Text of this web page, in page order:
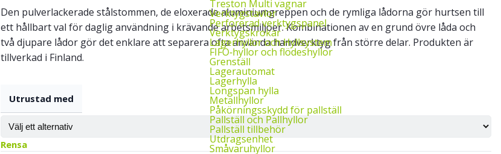
Treston Multi vagnar
Verktygstavlor
Perforerad verktygspanel
Verktygskrokar
Lagerhyllor och Hyllsystem
FIFO‑hyllor och flödeshyllor
Grenställ
Lagerautomat
Lagerhylla
Longspan hylla
Metallhyllor
Påkörningsskydd för pallställ
Pallställ och Pallhyllor
Pallställ tillbehör
Utdragsenhet
Småvaruhyllor
Den pulverlackerade stålstommen, de eloxerade aluminiumgreppen och de rymliga lådorna gör hurtsen till
ett hållbart val för daglig användning i krävande arbetsmiljöer. Kombinationen av en grund övre låda och
två djupare lådor gör det enklare att separera ofta använda handverktyg från större delar. Produkten är
tillverkad i Finland.
Utrustad med
Rensa